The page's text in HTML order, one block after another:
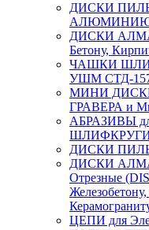
ДИСКИ
ДИСКИ
Бетону,
ЧАШКИ
УШМ СТД-
МИНИ ДИСКИ
ГРАВЕРА и
АБРАЗИВЫ
ДИСКИ
ДИСКИ
Отрезные
ЦЕПИ для